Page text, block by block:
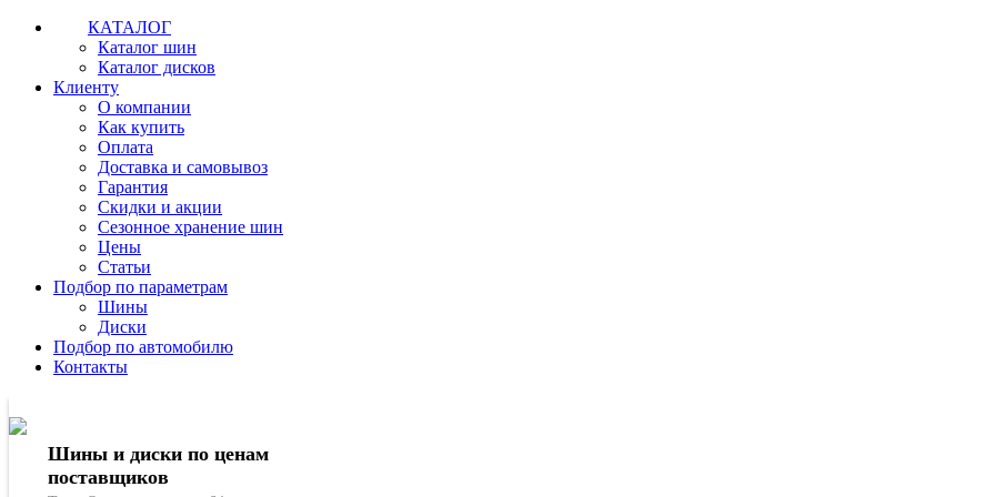
КАТАЛОГ
Каталог шин
Каталог дисков
Клиенту
О компании
Как купить
Оплата
Доставка и самовывоз
Гарантия
Скидки и акции
Сезонное хранение шин
Цены
Статьи
Подбор по параметрам
Шины
Диски
Подбор по автомобилю
Контакты
Шины и диски по ценам
поставщиков